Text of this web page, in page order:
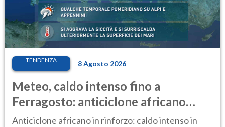
TENDENZA 8 Agosto 2026
Meteo, caldo intenso fino a
Ferragosto: anticiclone africano
ancora protagonista
Anticiclone africano in rinforzo: caldo intenso in